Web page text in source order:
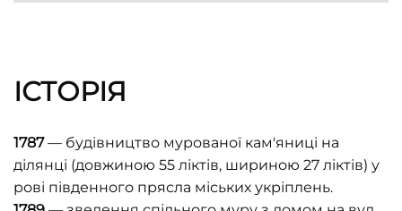
ІСТОРІЯ
1787— будівництво мурованої кам'яниці на
ділянці (довжиною 55 ліктів, шириною 27 ліктів) у
рові південного прясла міських укріплень.